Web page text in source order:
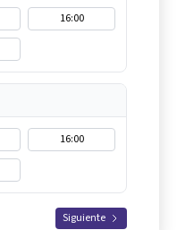
16:00
16:00
Siguiente